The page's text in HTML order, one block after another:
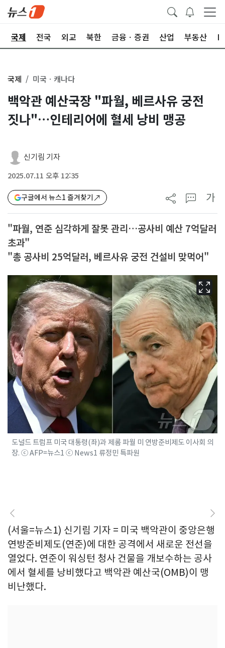
국제 전국 외교 북한 금융ㆍ증권 산업 부동산
국제 미국ㆍ캐나다
백악관 예산국장 "파월, 베르사유 궁전
짓나"…인테리어에 혈세 낭비 맹공
신기림 기자
2025.07.11 오후 12:35
구글에서 뉴스1 즐겨찾기 가
"파월, 연준 심각하게 잘못 관리…공사비 예산 7억달러
초과"
"총 공사비 25억달러, 베르사유 궁전 건설비 맞먹어"
도널드 트럼프 미국 대통령(좌)과 제롬 파월 미 연방준비제도 이사회 의
장. ⓒ AFP=뉴스1 ⓒ News1 류정민 특파원
(서울=뉴스1) 신기림 기자 = 미국 백악관이 중앙은행
연방준비제도(연준)에 대한 공격에서 새로운 전선을
열었다. 연준이 워싱턴 청사 건물을 개보수하는 공사
에서 혈세를 낭비했다고 백악관 예산국(OMB)이 맹
비난했다.